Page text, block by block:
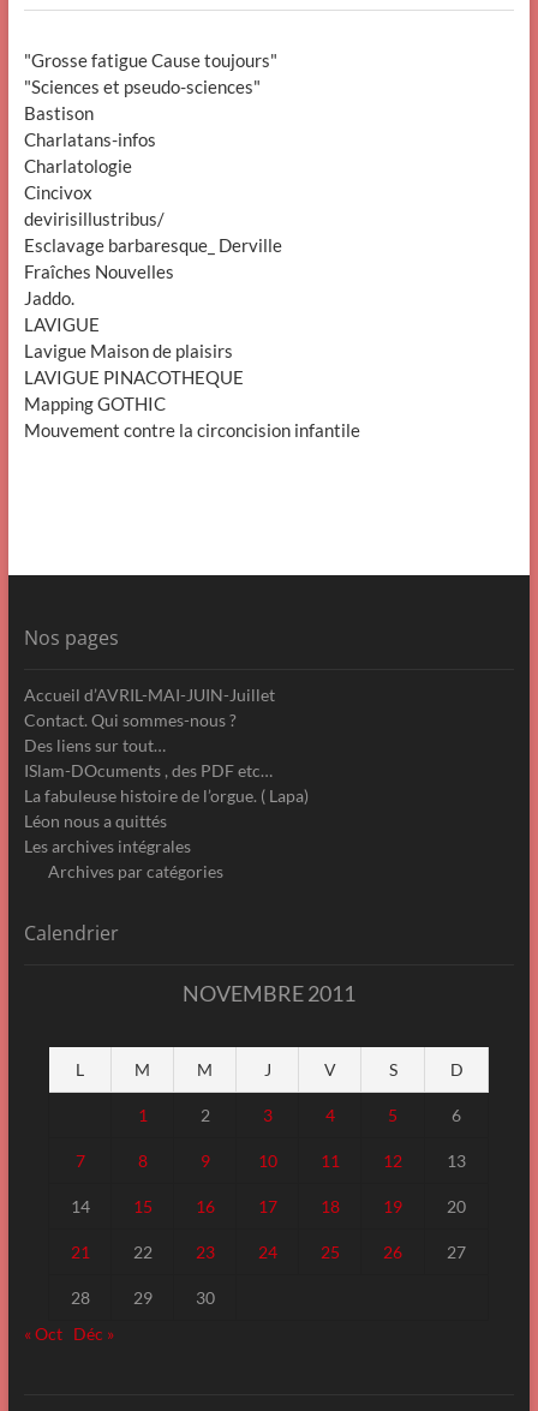
"Grosse fatigue Cause toujours"
"Sciences et pseudo-sciences"
Bastison
Charlatans-infos
Charlatologie
Cincivox
devirisillustribus/
Esclavage barbaresque_ Derville
Fraîches Nouvelles
Jaddo.
LAVIGUE
Lavigue Maison de plaisirs
LAVIGUE PINACOTHEQUE
Mapping GOTHIC
Mouvement contre la circoncision infantile
Nos pages
Accueil d’AVRIL-MAI-JUIN-Juillet
Contact. Qui sommes-nous ?
Des liens sur tout…
ISlam-DOcuments , des PDF etc…
La fabuleuse histoire de l’orgue. ( Lapa)
Léon nous a quittés
Les archives intégrales
Archives par catégories
Calendrier
NOVEMBRE 2011
L M M J V S D
1 2 3 4 5 6
7 8 9 10 11 12 13
14 15 16 17 18 19 20
21 22 23 24 25 26 27
28 29
30
« Oct
Déc »